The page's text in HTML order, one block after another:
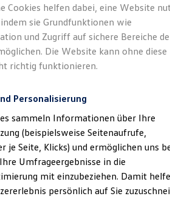
Angebote
Leasing
Leasing
Leasing
Leasing
ohne Anzahlung
mit Schlussrate
und Garantien
Class bei Volkswagen
für alle(s).
Cookies helfen dabei, eine Website
sie Grundfunktionen wie
und Zugriff auf sichere Bereiche
Die Website kann ohne diese
richtig funktionieren.
Personalisierung
sammeln Informationen über Ihre
(beispielsweise Seitenaufrufe,
je Seite, Klicks) und ermöglichen uns
Umfrageergebnisse in die
mit einzubeziehen. Damit
persönlich auf Sie